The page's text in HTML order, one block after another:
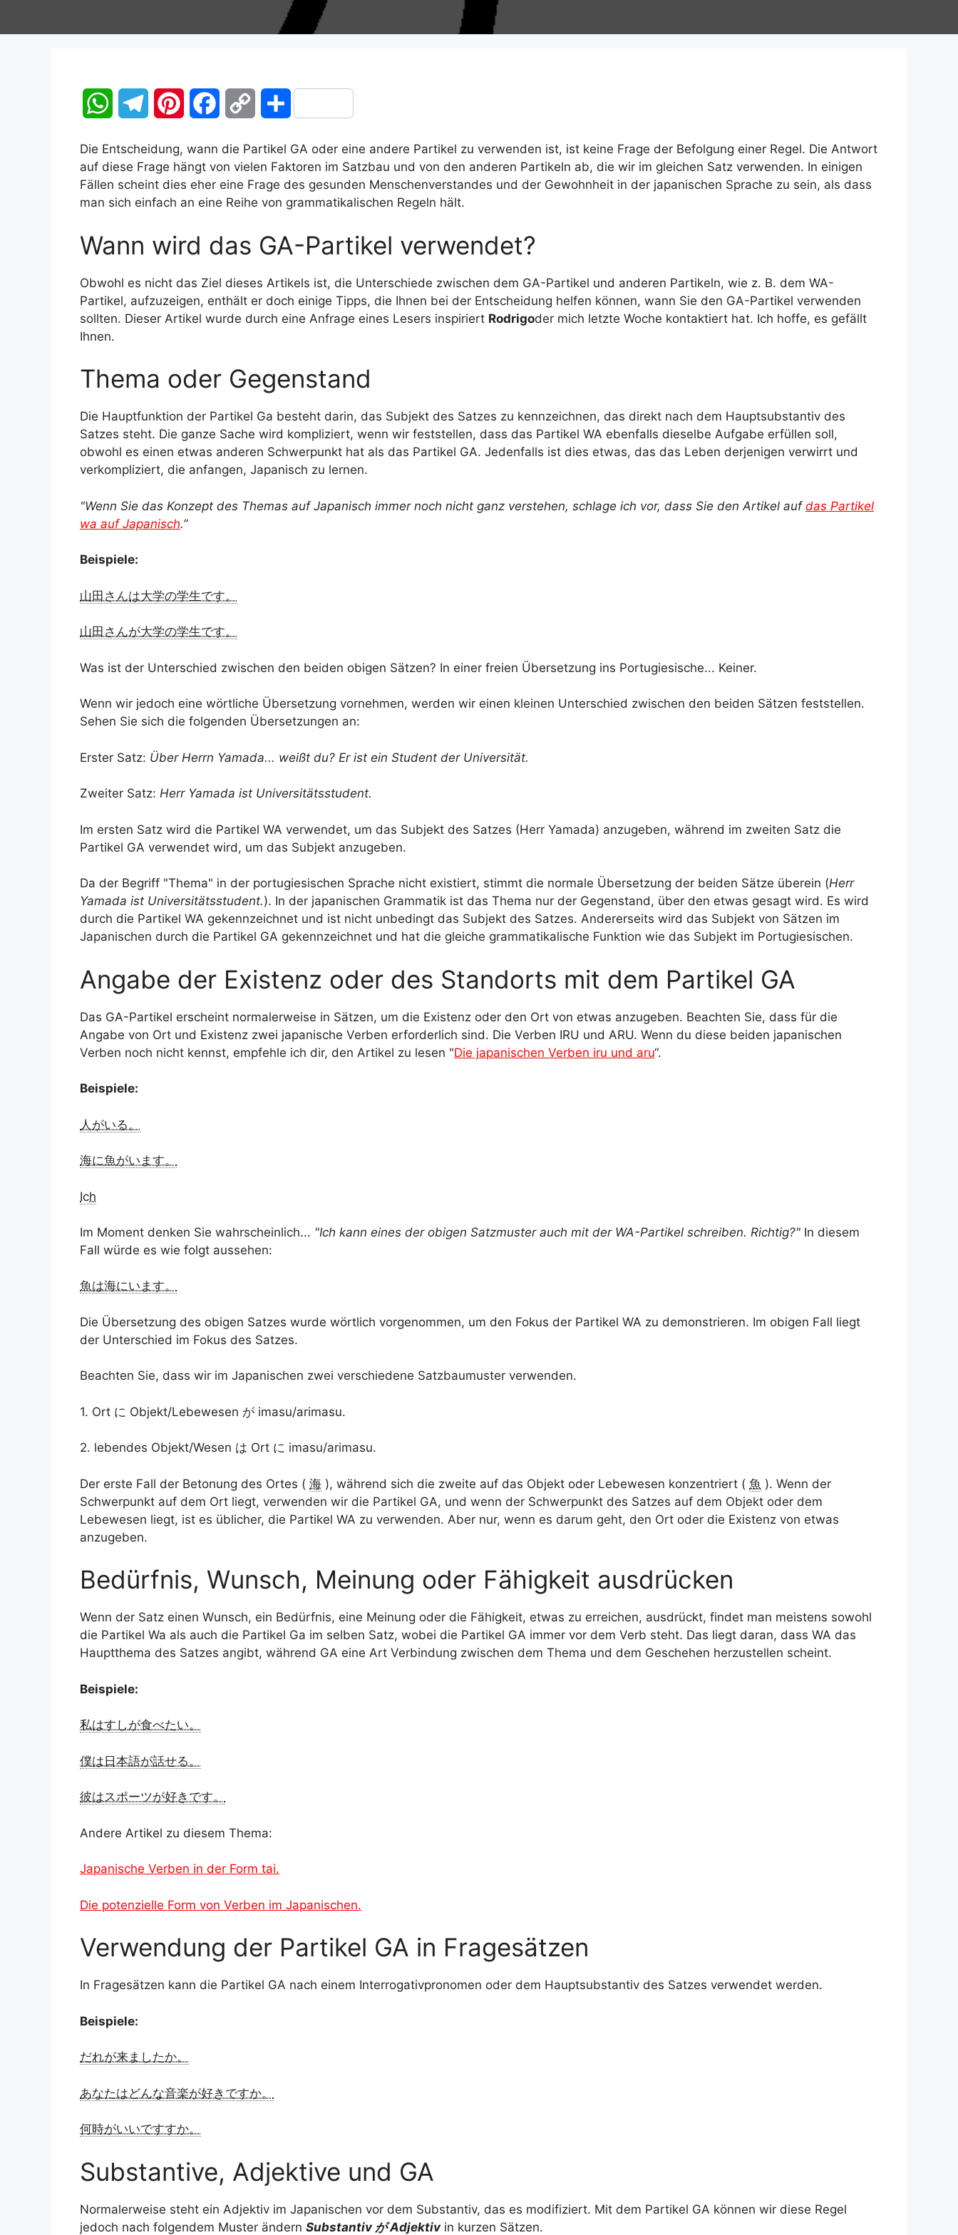
W
a
t
A
p
p
l
e
a
m
n
t
r
e
s
c
e
o
o
k
p
y
n
k
T
i
l
n
Die Entscheidung, wann die Partikel GA oder eine andere Partikel zu verwenden ist, ist keine Frage der Befolgung einer Regel. Die Antwort
auf diese Frage hängt von vielen Faktoren im Satzbau und von den anderen Partikeln ab, die wir im gleichen Satz verwenden. In einigen
Fällen scheint dies eher eine Frage des gesunden Menschenverstandes und der Gewohnheit in der japanischen Sprache zu sein, als dass
man sich einfach an eine Reihe von grammatikalischen Regeln hält.
Wann wird das GA-Partikel verwendet?
Obwohl es nicht das Ziel dieses Artikels ist, die Unterschiede zwischen dem GA-Partikel und anderen Partikeln, wie z. B. dem WA-
Partikel, aufzuzeigen, enthält er doch einige Tipps, die Ihnen bei der Entscheidung helfen können, wann Sie den GA-Partikel verwenden
sollten. Dieser Artikel wurde durch eine Anfrage eines Lesers inspiriert Rodrigoder mich letzte Woche kontaktiert hat. Ich hoffe, es gefällt
Ihnen.
Thema oder Gegenstand
Die Hauptfunktion der Partikel Ga besteht darin, das Subjekt des Satzes zu kennzeichnen, das direkt nach dem Hauptsubstantiv des
Satzes steht. Die ganze Sache wird kompliziert, wenn wir feststellen, dass das Partikel WA ebenfalls dieselbe Aufgabe erfüllen soll,
obwohl es einen etwas anderen Schwerpunkt hat als das Partikel GA. Jedenfalls ist dies etwas, das das Leben derjenigen verwirrt und
verkompliziert, die anfangen, Japanisch zu lernen.
"Wenn Sie das Konzept des Themas auf Japanisch immer noch nicht ganz verstehen, schlage ich vor, dass Sie den Artikel auf das Partikel
wa auf Japanisch.”
Beispiele:
山田さんは大学の学生です。
山田さんが大学の学生です。
Was ist der Unterschied zwischen den beiden obigen Sätzen? In einer freien Übersetzung ins Portugiesische... Keiner.
Wenn wir jedoch eine wörtliche Übersetzung vornehmen, werden wir einen kleinen Unterschied zwischen den beiden Sätzen feststellen.
Sehen Sie sich die folgenden Übersetzungen an:
Erster Satz: Über Herrn Yamada... weißt du? Er ist ein Student der Universität.
Zweiter Satz: Herr Yamada ist Universitätsstudent.
Im ersten Satz wird die Partikel WA verwendet, um das Subjekt des Satzes (Herr Yamada) anzugeben, während im zweiten Satz die
Partikel GA verwendet wird, um das Subjekt anzugeben.
Da der Begriff "Thema" in der portugiesischen Sprache nicht existiert, stimmt die normale Übersetzung der beiden Sätze überein (Herr
Yamada ist Universitätsstudent.). In der japanischen Grammatik ist das Thema nur der Gegenstand, über den etwas gesagt wird. Es wird
durch die Partikel WA gekennzeichnet und ist nicht unbedingt das Subjekt des Satzes. Andererseits wird das Subjekt von Sätzen im
Japanischen durch die Partikel GA gekennzeichnet und hat die gleiche grammatikalische Funktion wie das Subjekt im Portugiesischen.
Angabe der Existenz oder des Standorts mit dem Partikel GA
Das GA-Partikel erscheint normalerweise in Sätzen, um die Existenz oder den Ort von etwas anzugeben. Beachten Sie, dass für die
Angabe von Ort und Existenz zwei japanische Verben erforderlich sind. Die Verben IRU und ARU. Wenn du diese beiden japanischen
Verben noch nicht kennst, empfehle ich dir, den Artikel zu lesen "Die japanischen Verben iru und aru“.
Beispiele:
人がいる。
海に魚がいます。
Ich
Im Moment denken Sie wahrscheinlich... "Ich kann eines der obigen Satzmuster auch mit der WA-Partikel schreiben. Richtig?" In diesem
Fall würde es wie folgt aussehen:
魚は海にいます。
Die Übersetzung des obigen Satzes wurde wörtlich vorgenommen, um den Fokus der Partikel WA zu demonstrieren. Im obigen Fall liegt
der Unterschied im Fokus des Satzes.
Beachten Sie, dass wir im Japanischen zwei verschiedene Satzbaumuster verwenden.
1. Ort に Objekt/Lebewesen が imasu/arimasu.
2. lebendes Objekt/Wesen は Ort に imasu/arimasu.
Der erste Fall der Betonung des Ortes ( 海 ), während sich die zweite auf das Objekt oder Lebewesen konzentriert ( 魚 ). Wenn der
Schwerpunkt auf dem Ort liegt, verwenden wir die Partikel GA, und wenn der Schwerpunkt des Satzes auf dem Objekt oder dem
Lebewesen liegt, ist es üblicher, die Partikel WA zu verwenden. Aber nur, wenn es darum geht, den Ort oder die Existenz von etwas
anzugeben.
Bedürfnis, Wunsch, Meinung oder Fähigkeit ausdrücken
Wenn der Satz einen Wunsch, ein Bedürfnis, eine Meinung oder die Fähigkeit, etwas zu erreichen, ausdrückt, findet man meistens sowohl
die Partikel Wa als auch die Partikel Ga im selben Satz, wobei die Partikel GA immer vor dem Verb steht. Das liegt daran, dass WA das
Hauptthema des Satzes angibt, während GA eine Art Verbindung zwischen dem Thema und dem Geschehen herzustellen scheint.
Beispiele:
私はすしが食べたい。
僕は日本語が話せる。
彼はスポーツが好きです。
Andere Artikel zu diesem Thema:
Japanische Verben in der Form tai.
Die potenzielle Form von Verben im Japanischen.
Verwendung der Partikel GA in Fragesätzen
In Fragesätzen kann die Partikel GA nach einem Interrogativpronomen oder dem Hauptsubstantiv des Satzes verwendet werden.
Beispiele:
だれが来ましたか。
あなたはどんな音楽が好きですか。
何時がいいですすか。
Substantive, Adjektive und GA
Normalerweise steht ein Adjektiv im Japanischen vor dem Substantiv, das es modifiziert. Mit dem Partikel GA können wir diese Regel
jedoch nach folgendem Muster ändern Substantiv が Adjektivin kurzen Sätzen.